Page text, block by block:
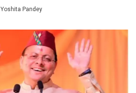
Yoshita Pandey